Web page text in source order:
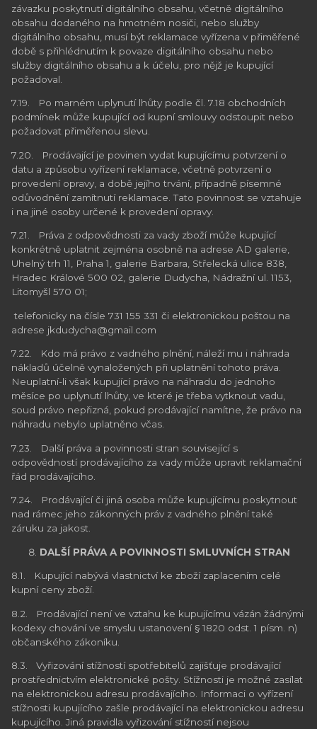
závazku poskytnutí digitálního obsahu, včetně digitálního
obsahu dodaného na hmotném nosiči, nebo služby
digitálního obsahu, musí být reklamace vyřízena v přiměřené
době s přihlédnutím k povaze digitálního obsahu nebo
služby digitálního obsahu a k účelu, pro nějž je kupující
požadoval.
7.19. Po marném uplynutí lhůty podle čl. 7.18 obchodních
podmínek může kupující od kupní smlouvy odstoupit nebo
požadovat přiměřenou slevu.
7.20. Prodávající je povinen vydat kupujícímu potvrzení o
datu a způsobu vyřízení reklamace, včetně potvrzení o
provedení opravy, a době jejího trvání, případně písemné
odůvodnění zamítnutí reklamace. Tato povinnost se vztahuje
i na jiné osoby určené k provedení opravy.
7.21. Práva z odpovědnosti za vady zboží může kupující
konkrétně uplatnit zejména osobně na adrese AD galerie,
Uhelný trh 11, Praha 1, galerie Barbara, Střelecká ulice 838,
Hradec Králové 500 02, galerie Dudycha, Nádražní ul. 1153,
Litomyšl 570 01;
telefonicky na čísle 731 155 331 či elektronickou poštou na
adrese jkdudycha@gmail.com
7.22. Kdo má právo z vadného plnění, náleží mu i náhrada
nákladů účelně vynaložených při uplatnění tohoto práva.
Neuplatní-li však kupující právo na náhradu do jednoho
měsíce po uplynutí lhůty, ve které je třeba vytknout vadu,
soud právo nepřizná, pokud prodávající namítne, že právo na
náhradu nebylo uplatněno včas.
7.23. Další práva a povinnosti stran související s
odpovědností prodávajícího za vady může upravit reklamační
řád prodávajícího.
7.24. Prodávající či jiná osoba může kupujícímu poskytnout
nad rámec jeho zákonných práv z vadného plnění také
záruku za jakost.
DALŠÍ PRÁVA A POVINNOSTI SMLUVNÍCH STRAN
8.1. Kupující nabývá vlastnictví ke zboží zaplacením celé
kupní ceny zboží.
8.2. Prodávající není ve vztahu ke kupujícímu vázán žádnými
kodexy chování ve smyslu ustanovení § 1820 odst. 1 písm. n)
občanského zákoníku.
8.3. Vyřizování stížností spotřebitelů zajišťuje prodávající
prostřednictvím elektronické pošty. Stížnosti je možné zasílat
na elektronickou adresu prodávajícího. Informaci o vyřízení
stížnosti kupujícího zašle prodávající na elektronickou adresu
kupujícího. Jiná pravidla vyřizování stížností nejsou